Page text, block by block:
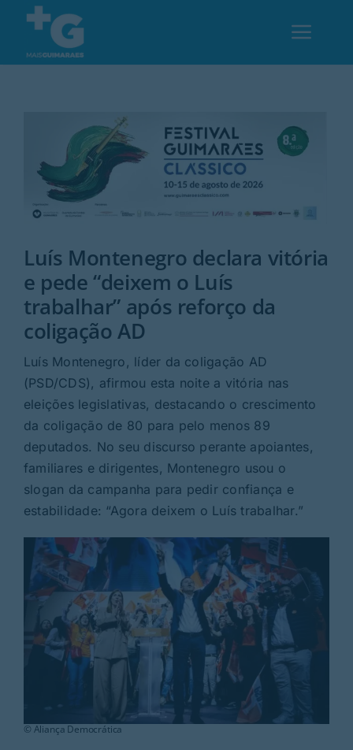
content
Desporto
Opinião
Região
Rubricas
Jornal
Revista
Search
Luís Montenegro declara vitória
e pede “deixem o Luís
trabalhar” após reforço da
coligação AD
Luís Montenegro, líder da coligação AD
(PSD/CDS), afirmou esta noite a vitória nas
eleições legislativas, destacando o crescimento
da coligação de 80 para pelo menos 89
deputados. No seu discurso perante apoiantes,
familiares e dirigentes, Montenegro usou o
slogan da campanha para pedir confiança e
estabilidade: “Agora deixem o Luís trabalhar.”
© Aliança Democrática